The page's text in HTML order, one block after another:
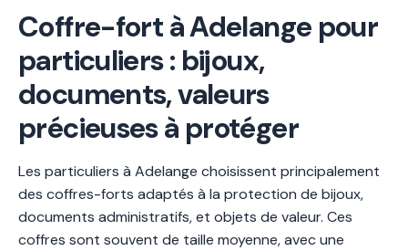
Coffre-fort à Adelange pour
particuliers : bijoux,
documents, valeurs
précieuses à protéger
Les particuliers à Adelange choisissent principalement
des coffres-forts adaptés à la protection de bijoux,
documents administratifs, et objets de valeur. Ces
coffres sont souvent de taille moyenne, avec une